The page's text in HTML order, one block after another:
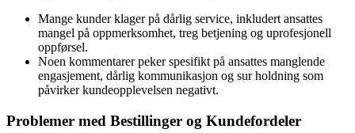
Mange kunder klager på dårlig service, inkludert ansattes
mangel på oppmerksomhet, treg betjening og uprofesjonell
oppførsel.
Noen kommentarer peker spesifikt på ansattes manglende
engasjement, dårlig kommunikasjon og sur holdning som
påvirker kundeopplevelsen negativt.
Problemer med Bestillinger og Kundefordeler